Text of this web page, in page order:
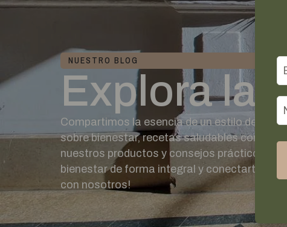
NUESTRO BLOG
Explora la
Compartimos la esencia de un estilo de
sobre bienestar, recetas saludables con
nuestros productos y consejos prácticos
bienestar de forma integral y conectarte con
con nosotros!